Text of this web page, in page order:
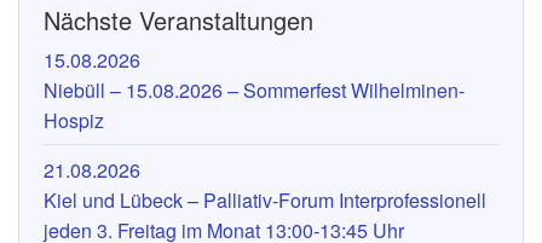
Kontakt
Spenden
Nächste Veranstaltungen
15.08.2026
Niebüll – 15.08.2026 – Sommerfest Wilhelminen-
Hospiz
21.08.2026
Kiel und Lübeck – Palliativ-Forum Interprofessionell
jeden 3. Freitag im Monat 13:00-13:45 Uhr